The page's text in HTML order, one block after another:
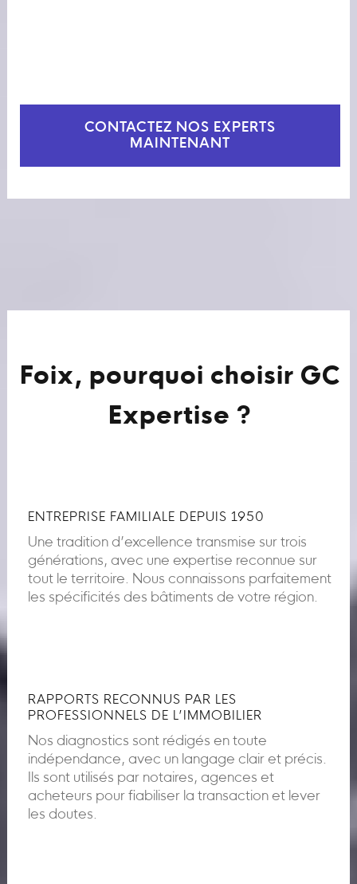
CONTACTEZ NOS EXPERTS
MAINTENANT
Foix, pourquoi choisir GC
Expertise ?
ENTREPRISE FAMILIALE DEPUIS 1950
Une tradition d’excellence transmise sur trois
générations, avec une expertise reconnue sur
tout le territoire. Nous connaissons parfaitement
les spécificités des bâtiments de votre région.
RAPPORTS RECONNUS PAR LES
PROFESSIONNELS DE L’IMMOBILIER
Nos diagnostics sont rédigés en toute
indépendance, avec un langage clair et précis.
Ils sont utilisés par notaires, agences et
acheteurs pour fiabiliser la transaction et lever
les doutes.